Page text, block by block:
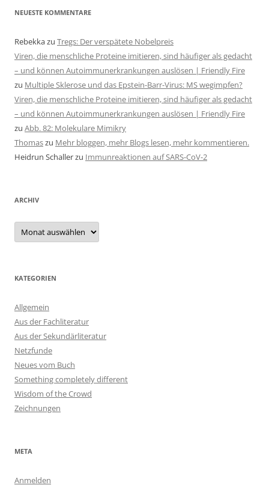
NEUESTE KOMMENTARE
Rebekkazu Tregs: Der verspätete Nobelpreis
Viren, die menschliche Proteine imitieren, sind häufiger als gedacht
– und können Autoimmunerkrankungen auslösen | Friendly Fire
zu Multiple Sklerose und das Epstein-Barr-Virus: MS wegimpfen?
Viren, die menschliche Proteine imitieren, sind häufiger als gedacht
– und können Autoimmunerkrankungen auslösen | Friendly Fire
zu Abb. 82: Molekulare Mimikry
Thomaszu Mehr bloggen, mehr Blogs lesen, mehr kommentieren.
Heidrun Schallerzu Immunreaktionen auf SARS-CoV-2
ARCHIV
Archiv
KATEGORIEN
Allgemein
Aus der Fachliteratur
Aus der Sekundärliteratur
Netzfunde
Neues vom Buch
Something completely different
Wisdom of the Crowd
Zeichnungen
META
Anmelden